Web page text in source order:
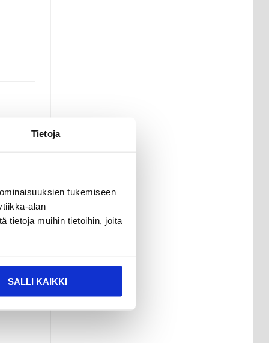
Tietoja
tukemiseen
alan
tietoja muihin tietoihin, joita
SALLI KAIKKI